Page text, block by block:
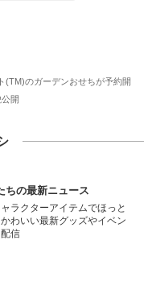
(TM)のガーデンおせちが予約開
開
ちの最新ニュース
ラクターアイテムでほっと
わいい最新グッズやイベン
信